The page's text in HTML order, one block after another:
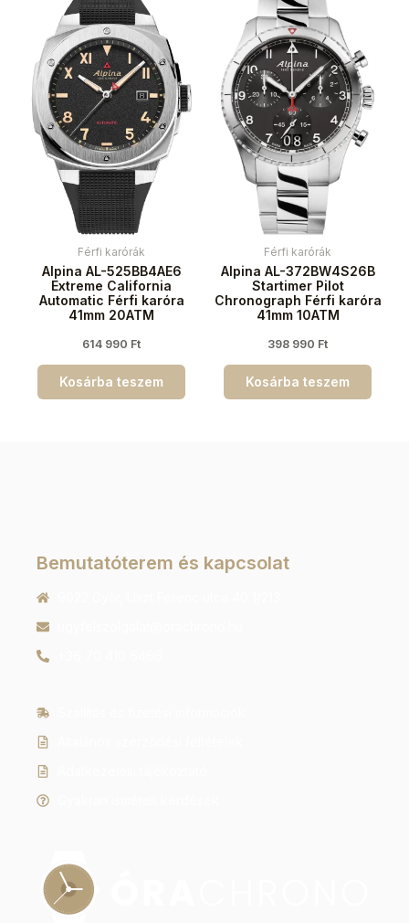
Férfi karórák
Alpina AL-525BB4AE6
Extreme California
Automatic Férfi karóra
41mm 20ATM
614 990 Ft
Kosárba teszem
Férfi karórák
Alpina AL-372BW4S26B
Startimer Pilot
Chronograph Férfi karóra
41mm 10ATM
398 990 Ft
Kosárba teszem
Bemutatóterem és kapcsolat